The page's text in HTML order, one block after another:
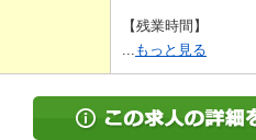
【残業時間】
... もっと見る